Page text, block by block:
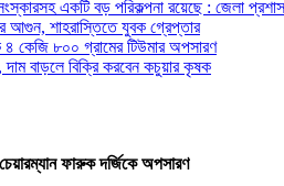
একটি বড় পরিকল্পনা রয়েছে : জেলা
আগুন, শাহরাস্তিতে যুবক গ্রেপ্তার
৪ কেজি ৮০০ গ্রামের টিউমার অপসারণ
বাড়লে বিক্রি করবেন কচুয়ার কৃষক
ফারুক দর্জিকে অপসারণ